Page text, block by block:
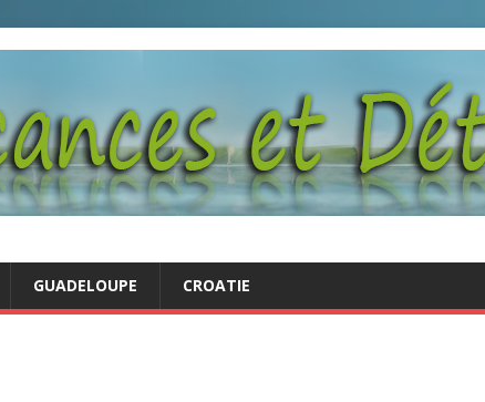
GUADELOUPE CROATIE